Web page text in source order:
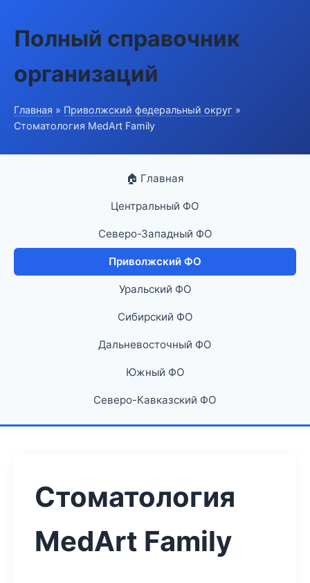
Полный справочник
организаций
Главная » Приволжский федеральный округ »
Стоматология MedArt Family
🏠 Главная
Центральный ФО
Северо-Западный ФО
Приволжский ФО
Уральский ФО
Сибирский ФО
Дальневосточный ФО
Южный ФО
Северо-Кавказский ФО
Стоматология
MedArt Family